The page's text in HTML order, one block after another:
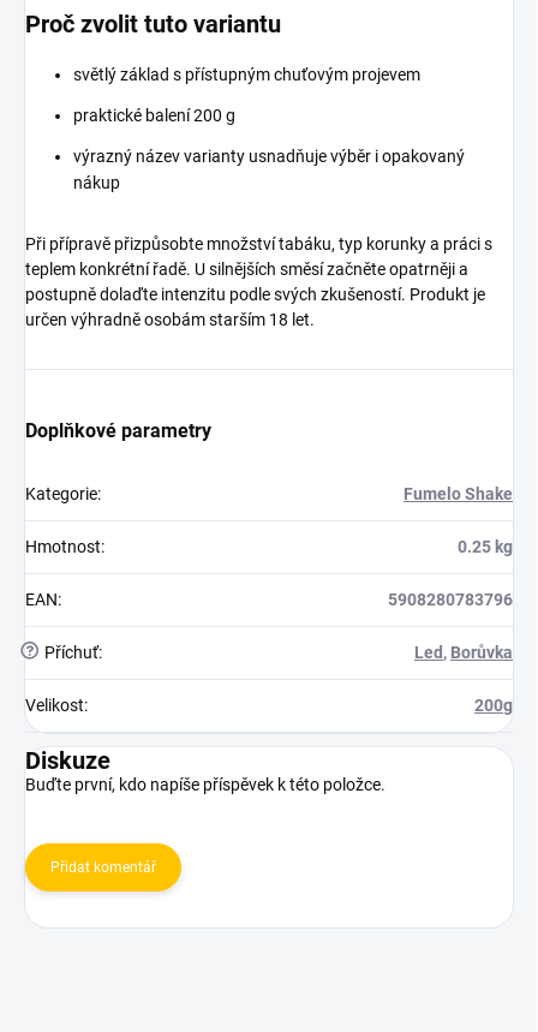
Proč zvolit tuto variantu
světlý základ s přístupným chuťovým projevem
praktické balení 200 g
výrazný název varianty usnadňuje výběr i opakovaný
nákup
Při přípravě přizpůsobte množství tabáku, typ korunky a práci s
teplem konkrétní řadě. U silnějších směsí začněte opatrněji a
postupně dolaďte intenzitu podle svých zkušeností. Produkt je
určen výhradně osobám starším 18 let.
Doplňkové parametry
Kategorie: Fumelo Shake
Hmotnost: 0.25 kg
EAN: 5908280783796
? Příchuť: Led, Borůvka
Velikost: 200g
Diskuze
Buďte první, kdo napíše příspěvek k této položce.
Přidat komentář